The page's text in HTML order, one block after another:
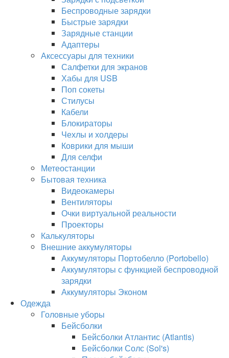
Беспроводные зарядки
Быстрые зарядки
Зарядные станции
Адаптеры
Аксессуары для техники
Салфетки для экранов
Хабы для USB
Поп сокеты
Стилусы
Кабели
Блокираторы
Чехлы и холдеры
Коврики для мыши
Для селфи
Метеостанции
Бытовая техника
Видеокамеры
Вентиляторы
Очки виртуальной реальности
Проекторы
Калькуляторы
Внешние аккумуляторы
Аккумуляторы Портобелло (Portobello)
Аккумуляторы с функцией беспроводной
зарядки
Аккумуляторы Эконом
Одежда
Головные уборы
Бейсболки
Бейсболки Атлантис (Atlantis)
Бейсболки Солс (Sol's)